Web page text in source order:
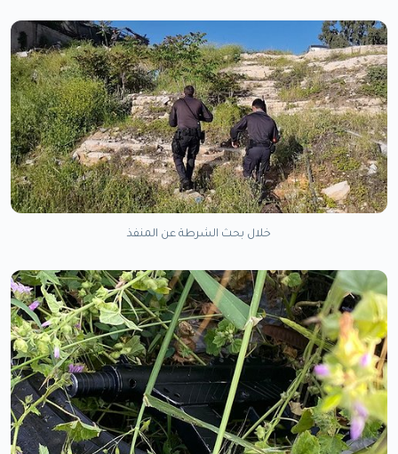
خلال بحث الشرطة عن المنفذ